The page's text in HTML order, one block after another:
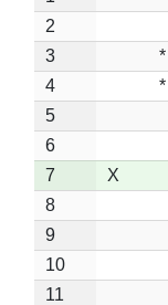
2
3
*
4
*
5
6
7
X
8
9
10
11